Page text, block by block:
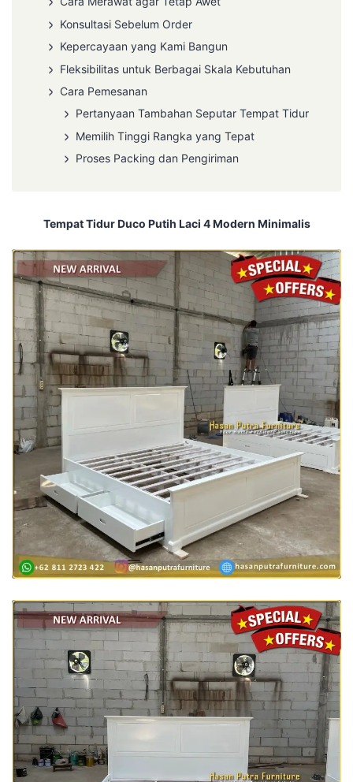
Konsultasi Sebelum Order
Kepercayaan yang Kami Bangun
Fleksibilitas untuk Berbagai Skala Kebutuhan
Cara Pemesanan
Pertanyaan Tambahan Seputar Tempat Tidur
Memilih Tinggi Rangka yang Tepat
Proses Packing dan Pengiriman
Tempat Tidur Duco Putih Laci 4 Modern Minimalis